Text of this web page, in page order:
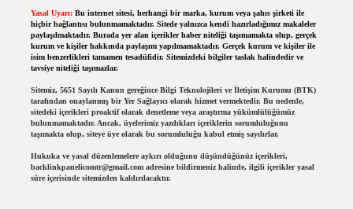
Yasal Uyarı: Bu internet sitesi, herhangi bir marka, kurum veya şahıs şirketi ile
hiçbir bağlantısı bulunmamaktadır. Sitede yalnızca kendi hazırladığımız makaleler
paylaşılmaktadır. Burada yer alan içerikler haber niteliği taşımamakta olup, gerçek
kurum ve kişiler hakkında paylaşım yapılmamaktadır. Gerçek kurum ve kişiler ile
isim benzerlikleri tamamen tesadüfidir. Sitemizdeki bilgiler taslak halindedir ve
tavsiye niteliği taşımazlar.
Sitemiz, 5651 Sayılı Kanun gereğince Bilgi Teknolojileri ve İletişim Kurumu (BTK)
tarafından onaylanmış bir Yer Sağlayıcı olarak hizmet vermektedir. Bu nedenle,
sitedeki içerikleri proaktif olarak denetleme veya araştırma yükümlülüğümüz
bulunmamaktadır. Ancak, üyelerimiz yazdıkları içeriklerin sorumluluğunu
taşımakta olup, siteye üye olarak bu sorumluluğu kabul etmiş sayılırlar.
Hukuka ve yasal düzenlemelere aykırı olduğunu düşündüğünüz içerikleri,
backlinkpanelicomtr@gmail.comadresine bildirmeniz halinde, ilgili içerikler yasal
süre içerisinde sitemizden kaldırılacaktır.